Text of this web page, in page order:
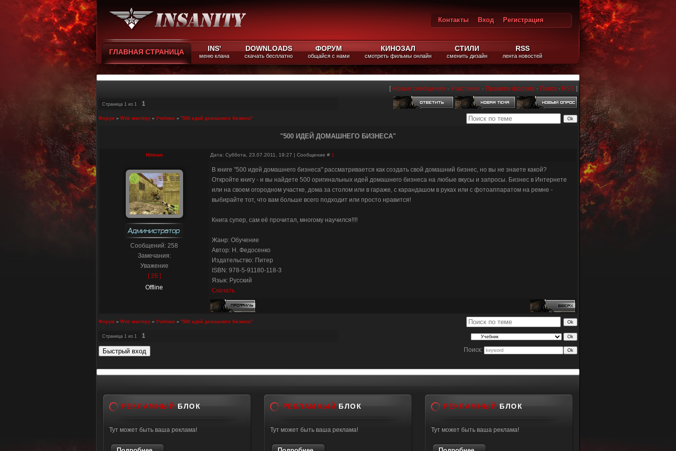
Контакты Вход
Регистрация
ГЛАВНАЯ СТРАНИЦА INS'
меню клана
DOWNLOADS
скачать бесплатно
ФОРУМ
общайся с нами
КИНОЗАЛ
смотреть фильмы онлайн
СТИЛИ
сменить дизайн
RSS
лента новостей
[ Новые сообщения · Участники · Правила форума · Поиск · RSS ]
Страница 1 из 1 1
Форум » Web мастеру » Учебник » "500 идей домашнего бизнеса"
"500 ИДЕЙ ДОМАШНЕГО БИЗНЕСА"
Hitman Дата: Суббота, 23.07.2011, 19:27 | Сообщение # 1
Сообщений: 258
Замечания:
Уважение
[ 26 ]
Offline
В книге "500 идей домашнего бизнеса" рассматривается как создать свой домашний бизнес, но вы не знаете какой?
Откройте книгу - и вы найдете 500 оригинальных идей домашнего бизнеса на любые вкусы и запросы. Бизнес в Интернете
или на своем огородном участке, дома за столом или в гараже, с карандашом в руках или с фотоаппаратом на ремне -
выбирайте тот, что вам больше всего подходит или просто нравится!
Книга супер, сам её прочитал, многому научился!!!!
Жанр: Обучение
Автор: Н. Федосенко
Издательство: Питер
ISBN: 978-5-91180-118-3
Язык: Русский
Скачать
Форум » Web мастеру » Учебник » "500 идей домашнего бизнеса"
Страница 1 из 1
1
Поиск:
РЕКЛАМНЫЙ БЛОК
Тут может быть ваша реклама!
РЕКЛАМНЫЙ БЛОК
Тут может быть ваша реклама!
РЕКЛАМНЫЙ БЛОК
Тут может быть ваша реклама!